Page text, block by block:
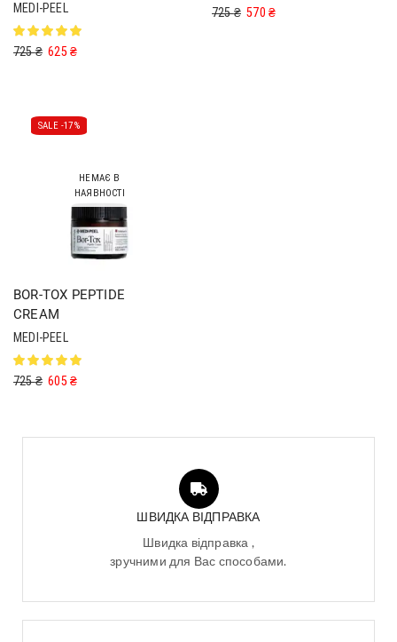
MEDI-PEEL
725₴ 625₴
725₴ 570₴
SALE -17%
НЕМАЄ В
НАЯВНОСТІ
BOR-TOX PEPTIDE
CREAM
MEDI-PEEL
725₴ 605₴
ШВИДКА ВІДПРАВКА
Швидка відправка ,
зручними для Вас способами.